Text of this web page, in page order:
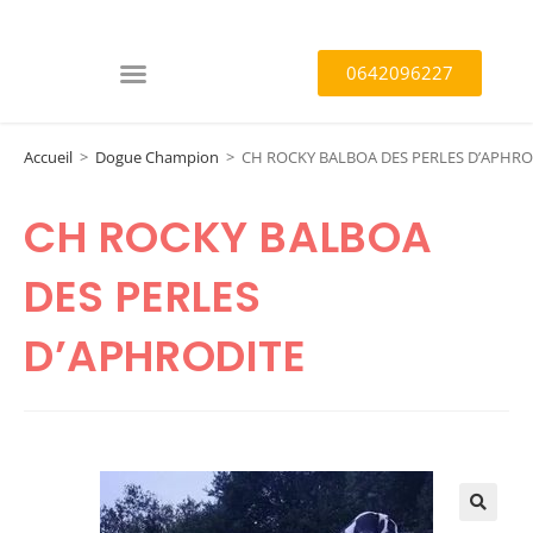
0642096227
Accueil > Dogue Champion > CH ROCKY BALBOA DES PERLES
CH ROCKY BALBOA
DES PERLES
D’APHRODITE